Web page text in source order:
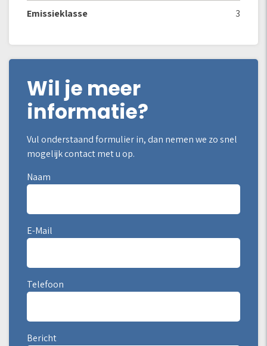
Emissieklasse 3
Wil je meer
informatie?
Vul onderstaand formulier in, dan nemen we zo snel
mogelijk contact met u op.
Naam
E-Mail
Telefoon
Bericht